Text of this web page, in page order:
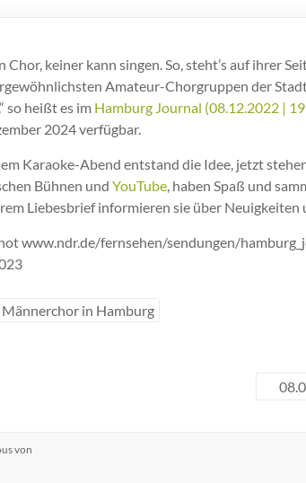
Chor, keiner kann singen. So, steht’s auf ihrer
Amateur-Chorgruppen der
so heißt es im Hamburg Journal (08.12.2022 |
2024 verfügbar.
Karaoke-Abend entstand die Idee, jetzt
Bühnen und YouTube, haben Spaß und
Liebesbrief informieren sie über
www.ndr.de/fernsehen/sendungen/
Männerchor in Hamburg
von